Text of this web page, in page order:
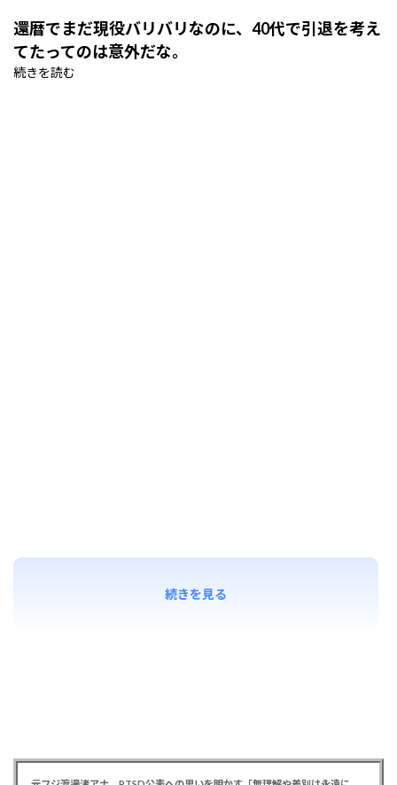
還暦でまだ現役バリバリなのに、40代で引退を考え
てたってのは意外だな。
続きを読む
続きを見る